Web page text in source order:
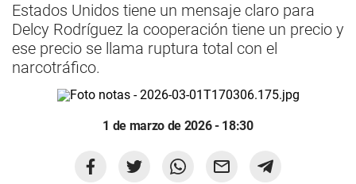
Estados Unidos tiene un mensaje claro para
Delcy Rodríguez la cooperación tiene un precio y
ese precio se llama ruptura total con el
narcotráfico.
1 de marzo de 2026 - 18:30